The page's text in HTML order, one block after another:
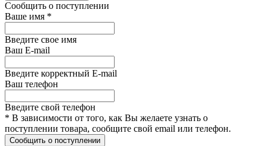
Сообщить о поступлении
Ваше имя *
Введите свое имя
Ваш E-mail
Введите корректный E-mail
Ваш телефон
Введите свой телефон
* В зависимости от того, как Вы желаете узнать о
поступлении товара, сообщите свой email или телефон.
Сообщить о поступлении